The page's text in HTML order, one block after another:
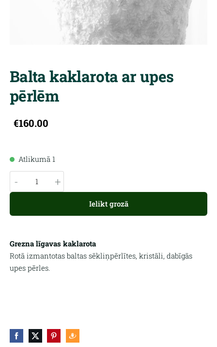
Balta kaklarota ar upes
pērlēm
€160.00
Atlikumā 1
- +
Ielikt grozā
Grezna līgavas kaklarota
Rotā izmantotas baltas sēkliņpērlītes, kristāli, dabīgās
upes pērles.